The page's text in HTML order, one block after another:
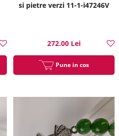
si pietre verzi 11-1-i47246V
272.00 Lei
Pune in cos